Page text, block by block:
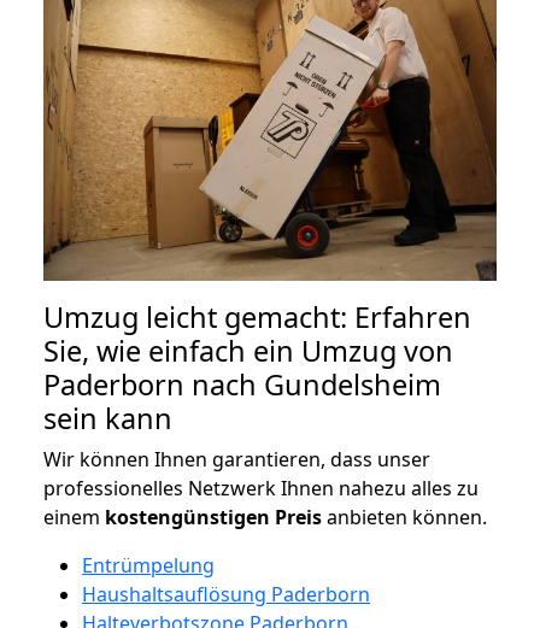
Umzug leicht gemacht: Erfahren
Sie, wie einfach ein Umzug von
Paderborn nach Gundelsheim
sein kann
Wir können Ihnen garantieren, dass unser
professionelles Netzwerk Ihnen nahezu alles zu
einem kostengünstigen Preisanbieten können.
Entrümpelung
Haushaltsauflösung Paderborn
Halteverbotszone Paderborn